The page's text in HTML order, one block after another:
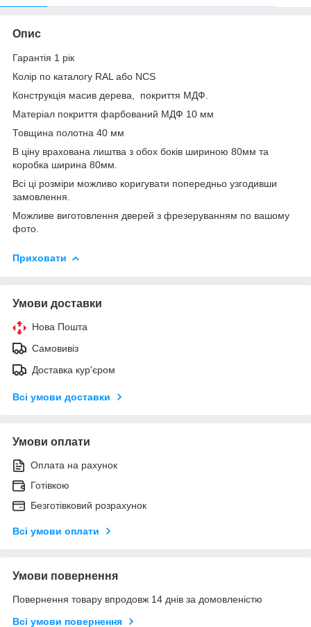
Опис
Гарантія 1 рік
Колір по каталогу RAL або NCS
Конструкція масив дерева, покриття МДФ.
Матеріал покриття фарбований МДФ 10 мм
Товщина полотна 40 мм
В ціну врахована лиштва з обох боків шириною 80мм та
коробка ширина 80мм.
Всі ці розміри можливо коригувати попередньо узгодивши
замовлення.
Можливе виготовлення дверей з фрезеруванням по вашому
фото.
Приховати
Умови доставки
Нова Пошта
Самовивіз
Доставка кур'єром
Всі умови доставки
Умови оплати
Оплата на рахунок
Готівкою
Безготівковий розрахунок
Всі умови оплати
Умови повернення
Повернення товару впродовж 14 днів за домовленістю
Всі умови повернення